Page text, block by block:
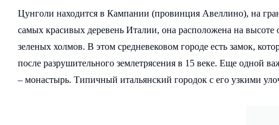
Цунголи находится в Кампании (провинция Авеллино), на
самых красивых деревень Италии, она расположена на высоте
зеленых холмов. В этом средневековом городе есть замок,
после разрушительного землетрясения в 15 веке. Еще одной
– монастырь. Типичный итальянский городок с его узкими